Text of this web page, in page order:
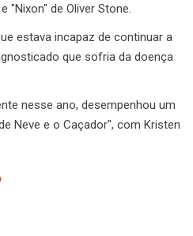
"Nixon" de Oliver Stone.
estava incapaz de continuar a
que sofria da doença
nesse ano, desempenhou um
Neve e o Caçador", com Kristen